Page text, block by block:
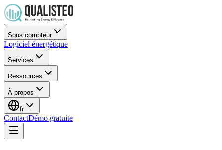
Sous compteur
Logiciel énergétique
Services
Ressources
À propos
fr
ContactDémo gratuite